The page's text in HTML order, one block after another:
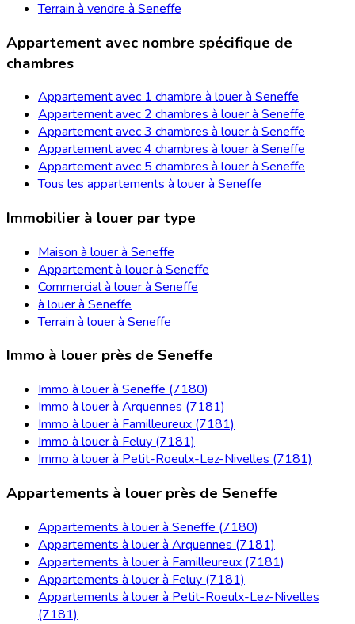
Terrain à vendre à Seneffe
Appartement avec nombre spécifique de
chambres
Appartement avec 1 chambre à louer à Seneffe
Appartement avec 2 chambres à louer à Seneffe
Appartement avec 3 chambres à louer à Seneffe
Appartement avec 4 chambres à louer à Seneffe
Appartement avec 5 chambres à louer à Seneffe
Tous les appartements à louer à Seneffe
Immobilier à louer par type
Maison à louer à Seneffe
Appartement à louer à Seneffe
Commercial à louer à Seneffe
à louer à Seneffe
Terrain à louer à Seneffe
Immo à louer près de Seneffe
Immo à louer à Seneffe (7180)
Immo à louer à Arquennes (7181)
Immo à louer à Familleureux (7181)
Immo à louer à Feluy (7181)
Immo à louer à Petit-Roeulx-Lez-Nivelles (7181)
Appartements à louer près de Seneffe
Appartements à louer à Seneffe (7180)
Appartements à louer à Arquennes (7181)
Appartements à louer à Familleureux (7181)
Appartements à louer à Feluy (7181)
Appartements à louer à Petit-Roeulx-Lez-Nivelles
(7181)